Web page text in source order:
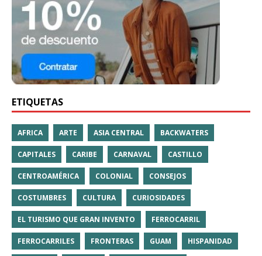
ETIQUETAS
AFRICA ARTE ASIA CENTRAL BACKWATERS
CAPITALES CARIBE CARNAVAL CASTILLO
CENTROAMÉRICA COLONIAL CONSEJOS
COSTUMBRES CULTURA CURIOSIDADES
EL TURISMO QUE GRAN INVENTO FERROCARRIL
FERROCARRILES FRONTERAS GUAM HISPANIDAD